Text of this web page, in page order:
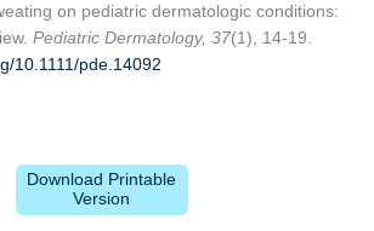
on pediatric dermatologic conditions:
Pediatric Dermatology, 37(1), 14-19.
10.1111/pde.14092
Download Printable
Version